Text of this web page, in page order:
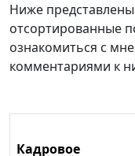
Ниже представлены
отсортированные
ознакомиться с
комментариями к
Кадровое